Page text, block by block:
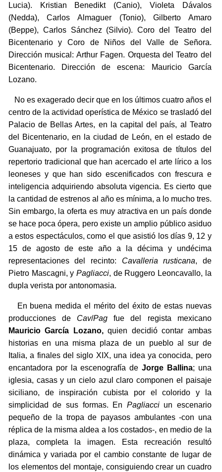
Lucia). Kristian Benedikt (Canio), Violeta Dávalos
(Nedda), Carlos Almaguer (Tonio), Gilberto Amaro
(Beppe), Carlos Sánchez (Silvio). Coro del Teatro del
Bicentenario y Coro de Niños del Valle de Señora.
Dirección musical: Arthur Fagen. Orquesta del Teatro del
Bicentenario. Dirección de escena: Mauricio García
Lozano.
No es exagerado decir que en los últimos cuatro años el
centro de la actividad operística de México se trasladó del
Palacio de Bellas Artes, en la capital del país, al Teatro
del Bicentenario, en la ciudad de León, en el estado de
Guanajuato, por la programación exitosa de títulos del
repertorio tradicional que han acercado el arte lírico a los
leoneses y que han sido escenificados con frescura e
inteligencia adquiriendo absoluta vigencia. Es cierto que
la cantidad de estrenos al año es mínima, a lo mucho tres.
Sin embargo, la oferta es muy atractiva en un país donde
se hace poca ópera, pero existe un amplio público asiduo
a estos espectáculos, como el que asistió los días 9, 12 y
15 de agosto de este año a la décima y undécima
representaciones del recinto: Cavalleria rusticana, de
Pietro Mascagni, y Pagliacci, de Ruggero Leoncavallo, la
dupla verista por antonomasia.
En buena medida el mérito del éxito de estas nuevas
producciones de Cav/Pag fue del regista mexicano
Mauricio García Lozano,quien decidió contar ambas
historias en una misma plaza de un pueblo al sur de
Italia, a finales del siglo XIX, una idea ya conocida, pero
encantadora por la escenografía deJorge Ballina; una
iglesia, casas y un cielo azul claro componen el paisaje
siciliano, de inspiración cubista por el colorido y la
simplicidad de sus formas. En Pagliacciun escenario
pequeño de la tropa de payasos ambulantes -con una
réplica de la misma aldea a los costados-, en medio de la
plaza, completa la imagen. Esta recreación resultó
dinámica y variada por el cambio constante de lugar de
los elementos del montaje, consiguiendo crear un cuadro